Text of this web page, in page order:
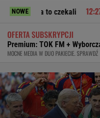
NOWE
to czekali
OFERTA SUBSKRYPCJI
Premium: TOK FM +
MOCNE MEDIA W DUO PAKIECIE. SPRAWDŹ